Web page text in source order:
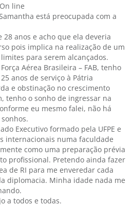
line
está preocupada com a
28 anos e acho que ela deveria
pois implica na realização de um
para serem alcançados.
Aérea Brasileira – FAB, tenho
anos de serviço à Pátria
e obstinação no crescimento
tenho o sonho de ingressar na
eu mesmo falei, não há
Executivo formado pela UFPE e
internacionais numa faculdade
como uma preparação prévia
profissional. Pretendo ainda fazer
de RI para me enveredar cada
diplomacia. Minha idade nada me
a todos e todas.